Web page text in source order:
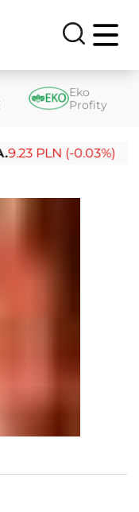
Eko
Profity
PLN (-0.03%)